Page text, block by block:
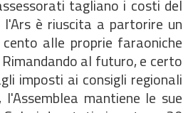
tagliano i costi del
è riuscita a partorire un
alle proprie faraoniche
al futuro, e certo
imposti ai consigli regionali
mantiene le sue